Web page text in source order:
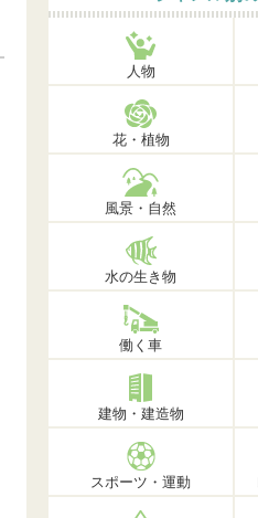
人物
花・植物
風景・自然
水の生き物
働く車
建物・建造物
スポーツ・運動